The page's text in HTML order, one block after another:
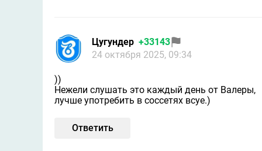
Цугундeр +33143
24 октября 2025, 09:34
))
Нежели слушать это каждый день от Валеры,
лучше употребить в соссетях всуе.)
Ответить